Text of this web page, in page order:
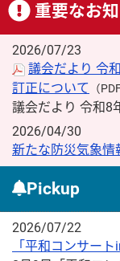
重要なお
2026/07/23
議会だより 令
訂正について （
議会だより 令和8
2026/04/30
新たな防災気象情
Pickup
2026/07/22
「平和コンサー